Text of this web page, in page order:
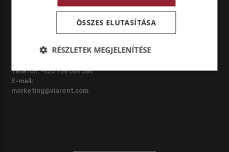
Národní třída 3687/42, 695 01
Telefon:+420 739 054 384
E-mail:
marketing@viarent.com
ÖSSZES ELUTASÍTÁSA
RÉSZLETEK MEGJELENÍTÉSE